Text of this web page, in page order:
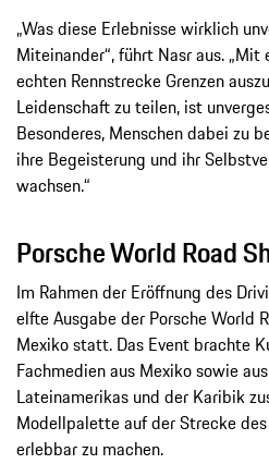
„Was diese Erlebnisse wirklich
Miteinander“, führt Nasr aus. „Mit
echten Rennstrecke Grenzen
Leidenschaft zu teilen, ist
Besonderes, Menschen dabei zu
ihre Begeisterung und ihr
wachsen.“
Porsche World Road
Im Rahmen der Eröffnung des
elfte Ausgabe der Porsche World
Mexiko statt. Das Event brachte
Fachmedien aus Mexiko sowie
Lateinamerikas und der Karibik
Modellpalette auf der Strecke
erlebbar zu machen.